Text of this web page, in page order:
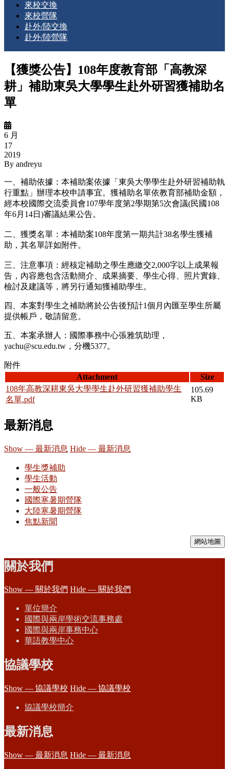
來校交換
來校營隊
赴外/陸交換
赴外/陸營隊
【獲獎公告】108年度教育部「高教深
耕」補助東吳大學學生赴外研習獲補助名
單
6 月
17
2019
By andreyu
一、補助依據：本補助案依據「東吳大學學生赴外研習補助執
行重點」辦理本校申請事宜。獲補助名單依教育部補助金額，
經本校國際交流委員會107學年度第2學期第5次會議(民國108
年6月14日)審議結果公告。
二、獲獎名單：本補助案108年度第一期共計38名學生獲補
助，其名單詳如附件。
三、注意事項：經核定補助之學生應繳交2,000字以上成果報
告，內容應包含活動簡介、成果摘要、學生心得、照片實錄、
檢討及建議等，將另行通知獲補助學生。
四、本案對學生之補助將於公告後預計1個月內匯至學生所屬
提供帳戶，敬請留意。
五、本案承辦人：國際事務中心張雅筑助理，
yachu@scu.edu.tw，分機5377。
附件
Attachment
Size
108年高教深耕東吳大學學生赴外研習獲補助學生
名單.pdf
105.69
KB
最新消息
Show — 最新消息 Hide — 最新消息
學生獎補助
學生活動
一般公告
國際寒暑期營隊
大陸寒暑期營隊
焦點新聞
網站地圖
關於我們
Show — 關於我們 Hide — 關於我們
單位簡介
國際與兩岸學術交流事務處
國際與兩岸事務中心
華語教學中心
協議學校
Show — 協議學校 Hide — 協議學校
協議學校簡介
最新消息
Show — 最新消息 Hide — 最新消息